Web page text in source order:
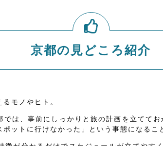
京都の見どころ紹介
モノやヒト。
では、事前にしっかりと旅の計画を立てて
ットに行けなかった」という事態になるこ